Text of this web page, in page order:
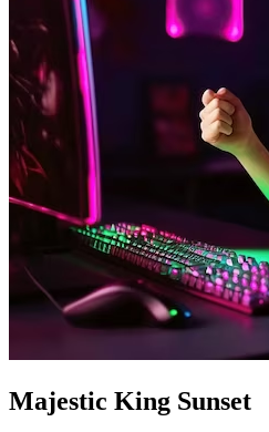
Majestic King Sunset